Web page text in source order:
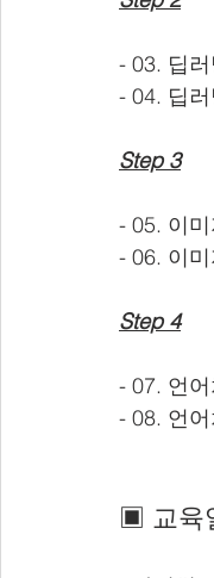
- 03. 딥
- 04. 딥
Step 3
- 05. 이
- 06. 이
Step 4
- 07. 언
- 08. 언
▣ 교육